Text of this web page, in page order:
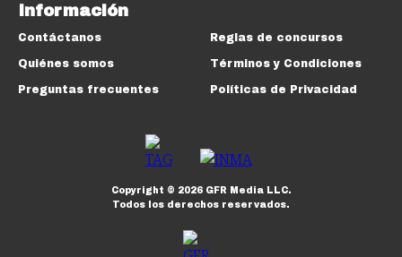
Información
Contáctanos
Quiénes somos
Preguntas frecuentes
Reglas de concursos
Términos y Condiciones
Políticas de Privacidad
Copyright © 2026GFR Media LLC.
Todos los derechos reservados.